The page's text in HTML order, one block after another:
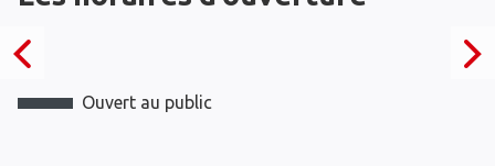
Ouvert au public